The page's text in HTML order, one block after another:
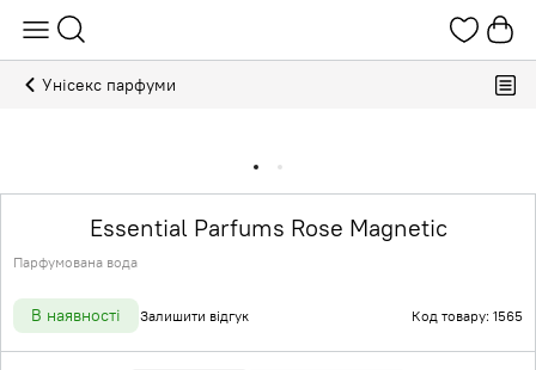
Унісекс парфуми
Essential Parfums Rose Magnetic
Парфумована вода
В наявності Залишити відгук Код товару: 1565